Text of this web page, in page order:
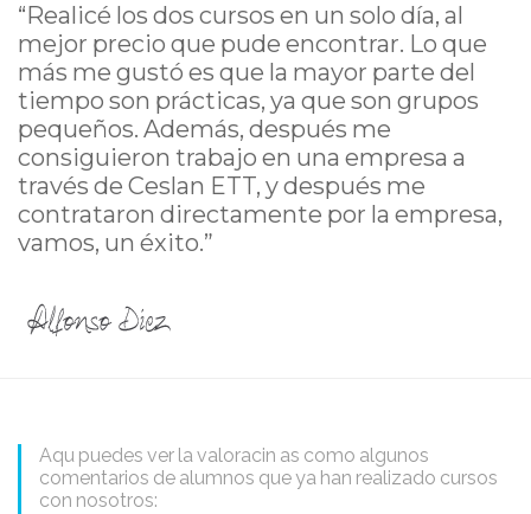
“Realicé los dos cursos en un solo día, al
mejor precio que pude encontrar. Lo que
más me gustó es que la mayor parte del
tiempo son prácticas, ya que son grupos
pequeños. Además, después me
consiguieron trabajo en una empresa a
través de Ceslan ETT, y después me
contrataron directamente por la empresa,
vamos, un éxito.”
Aqu puedes ver la valoracin as como algunos
comentarios de alumnos que ya han realizado cursos
con nosotros: